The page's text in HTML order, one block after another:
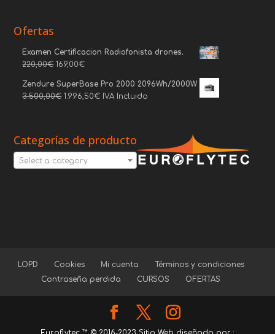
Ofertas
Examen Certificacion Radiofonista drones.
220,00€ 169,00€
Zendure SuperBase Pro 2000 2096Wh/2000W
3.500,00€ 1.996,50€ IVA Incluido
Categorías de producto
Select a category
LOPD Cookies Mi cuenta
Términos y condiciones
Contraseña perdida
CURSOS OFERTAS